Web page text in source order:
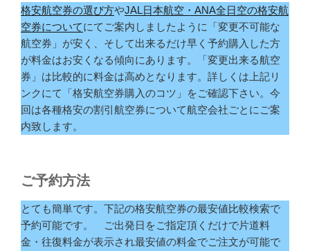
格安航空券の選び方やJAL日本航空・ANA全日空の格安航
空券についてにてご案内しましたように「変更不可能な
航空券」が安く、そして出来るだけ早く予約購入した方
が料金はお安くなる傾向にあります。「変更出来る航空
券」は比較的に料金は高めとなります。詳しくは上記リ
ンクにて「格安航空券購入のコツ」をご確認下さい。今
回は各種格安の割引航空券について航空会社ごとにご案
内致します。
ご予約方法
とても簡単です。下記の格安航空券の最安値比較検索で
予約可能です。 ご出発日をご指定頂くだけで片道料
金・往復料金が表示され最安値の料金でご注文が可能で